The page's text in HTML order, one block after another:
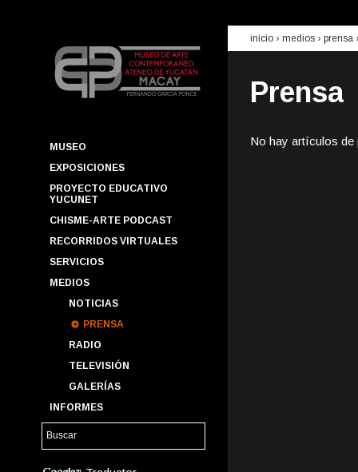
MUSEO
EXPOSICIONES
PROYECTO EDUCATIVO
YUCUNET
CHISME-ARTE PODCAST
RECORRIDOS VIRTUALES
SERVICIOS
MEDIOS
NOTICIAS
PRENSA
RADIO
TELEVISIÓN
GALERÍAS
INFORMES
inicio › medios › prensa
Prensa
No hay artículos de